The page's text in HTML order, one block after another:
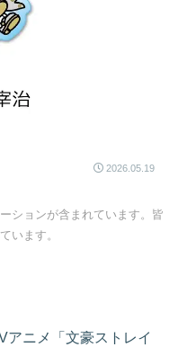
2026.05.19
ションが含まれています。皆
います。
アニメ「文豪ストレイ